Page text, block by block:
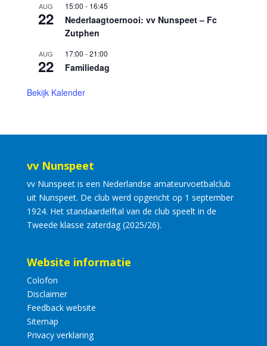
AUG
22
15:00 - 16:45
Nederlaagtoernooi: vv Nunspeet – Fc
Zutphen
AUG
22
17:00 -21:00
Familiedag
Bekijk Kalender
vv Nunspeet
vv Nunspeet is een Nederlandse amateurvoetbalclub
uit Nunspeet. De club werd opgericht op 1 september
1924. Het standaardelftal van de club speelt in de
Tweede klasse zaterdag (2025/26).
Website informatie
Colofon
Disclaimer
Feedback website
Sitemap
Privacy verklaring